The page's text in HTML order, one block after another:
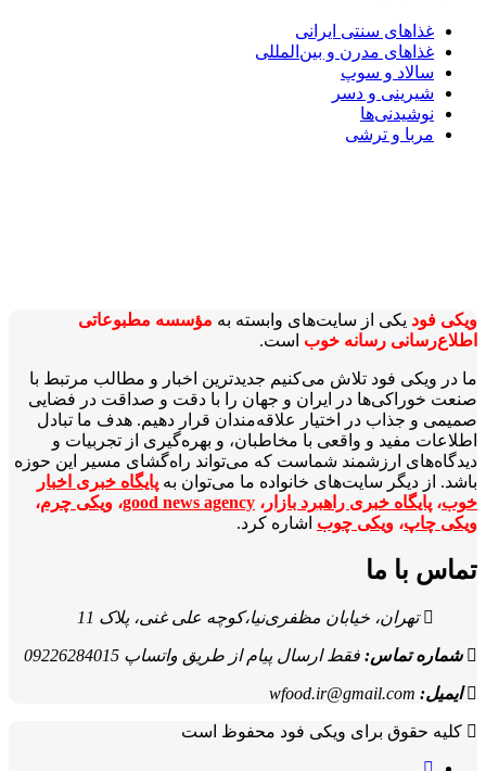
غذاهای سنتی ایرانی
غذاهای مدرن و بین‌المللی
سالاد و سوپ
شیرینی و دسر
نوشیدنی‌ها
مربا و ترشی
ویکی‌ فود یکی از سایت‌های وابسته به مؤسسه مطبوعاتی
اطلاع‌رسانی رسانه خوب است.
ما در ویکی‌ فود تلاش می‌کنیم جدیدترین اخبار و مطالب مرتبط با
صنعت خوراکی‌ها در ایران و جهان را با دقت و صداقت در فضایی
صمیمی و جذاب در اختیار علاقه‌مندان قرار دهیم. هدف ما تبادل
اطلاعات مفید و واقعی با مخاطبان، و بهره‌گیری از تجربیات و
دیدگاه‌های ارزشمند شماست که می‌تواند راه‌گشای مسیر این حوزه
باشد. از دیگر سایت‌های خانواده ما می‌توان به پایگاه خبری اخبار
خوب، پایگاه خبری راهبرد بازار ، good news agency، ویکی چرم،
ویکی چاپ، ویکی چوب اشاره کرد.
تماس با ما
تهران، خیابان مظفری‌نیا،کوچه علی غنی، پلاک 11
شماره تماس: فقط ارسال پیام از طریق واتساپ 09226284015
ایمیل: wfood.ir@gmail.com
کلیه حقوق برای ویکی فود محفوظ است